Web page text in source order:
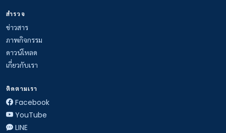
สำรวจ
ข่าวสาร
ภาพกิจกรรม
ดาวน์โหลด
เกี่ยวกับเรา
ติดตามเรา
Facebook
YouTube
LINE